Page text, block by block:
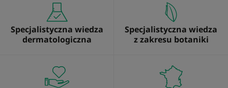
Specjalistyczna wiedza
dermatologiczna
Specjalistyczna wiedza
z zakresu botaniki